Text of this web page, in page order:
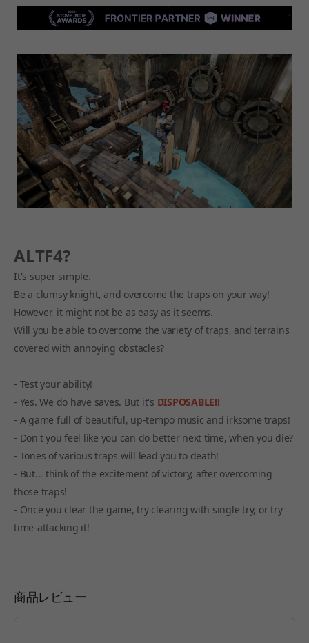
ALTF4?
It's super simple.
Be a clumsy knight, and overcome the traps on your way!
However, it might not be as easy as it seems.
Will you be able to overcome the variety of traps, and terrains
covered with annoying obstacles?
- Test your ability!
- Yes. We do have saves. But it's DISPOSABLE!!
- A game full of beautiful, up-tempo music and irksome traps!
- Don't you feel like you can do better next time, when you die?
- Tones of various traps will lead you to death!
- But... think of the excitement of victory, after overcoming
those traps!
- Once you clear the game, try clearing with single try, or try
time-attacking it!
商品レビュー